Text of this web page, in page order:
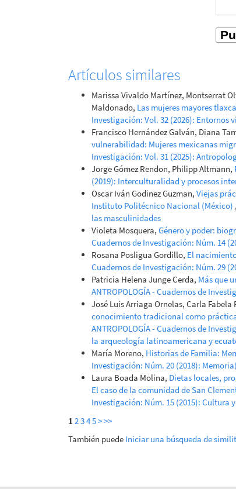
Artículos similares
Marissa Vivaldo Martínez, Montserrat
Maldonado, Las mujeres mayores
Investigación: Vol. 32 (2026): Entornos
Francisco Hernández Galván, Diana
vulnerabilidad: Mujeres mexicanas
Investigación: Vol. 31 (2025):
Jorge Gómez Rendon, Philipp Altmann,
(2019): Interculturalidad y procesos
Oscar Iván Godinez Guzman, Viejas
Instituto Politécnico Nacional (México) ,
las masculinidades
Violeta Mosquera, Género y poder:
Cuadernos de Investigación: Núm. 14
Rosana Posligua Gordillo, El
Cuadernos de Investigación: Núm. 29
Patricia Helena Junge Cerda, Más que
ANTROPOLOGÍA - Cuadernos de
José Luis Arriaga Ornelas, Carla
conocimiento tradicional como
ANTROPOLOGÍA - Cuadernos de
la arqueología latinoamericana y
María Moreno, Historias de Familia:
Investigación: Núm. 20 (2018):
Laura Boada Molina, Dietas locales,
El caso de la comunidad de San
Investigación: Núm. 15 (2015): Cultura
1 2345>>>
También puede Iniciar una búsqueda de